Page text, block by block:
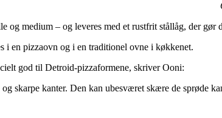
og medium – og leveres med et rustfrit stållåg, der
i en pizzaovn og i en traditionel ovne i køkkenet.
god til Detroid-pizzaformene, skriver Ooni:
skarpe kanter. Den kan ubesværet skære de sprøde